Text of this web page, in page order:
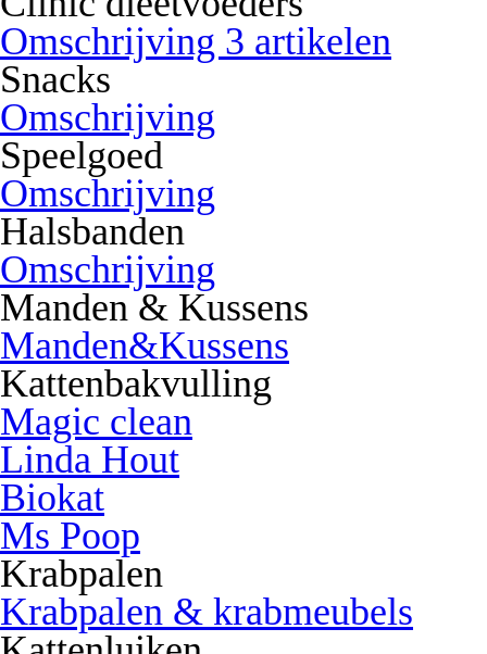
Omschrijving 3 artikelen
Snacks
Omschrijving
Speelgoed
Omschrijving
Halsbanden
Omschrijving
Manden & Kussens
Manden&Kussens
Kattenbakvulling
Magic clean
Linda Hout
Biokat
Ms Poop
Krabpalen
Krabpalen & krabmeubels